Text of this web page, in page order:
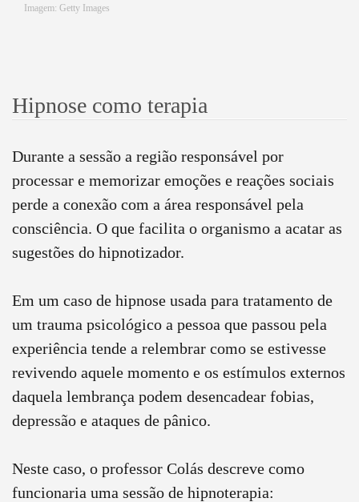
Imagem: Getty Images
Hipnose como terapia
Durante a sessão a região responsável por
processar e memorizar emoções e reações sociais
perde a conexão com a área responsável pela
consciência. O que facilita o organismo a acatar as
sugestões do hipnotizador.
Em um caso de hipnose usada para tratamento de
um trauma psicológico a pessoa que passou pela
experiência tende a relembrar como se estivesse
revivendo aquele momento e os estímulos externos
daquela lembrança podem desencadear fobias,
depressão e ataques de pânico.
Neste caso, o professor Colás descreve como
funcionaria uma sessão de hipnoterapia: